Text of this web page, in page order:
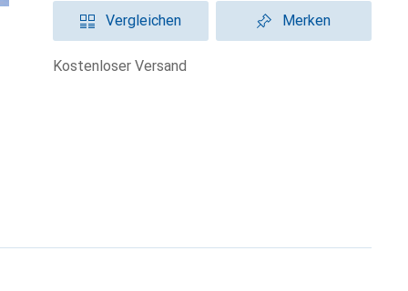
Vergleichen Merken
kostenloser Versand